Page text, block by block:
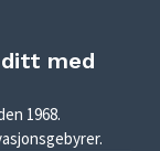
med
1968.